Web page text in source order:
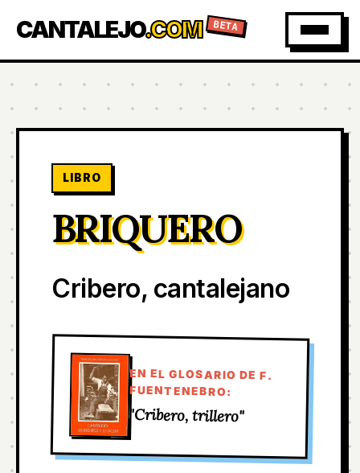
CANTALEJO.COM BETA
LIBRO
BRIQUERO
Cribero, cantalejano
EN EL GLOSARIO DE F.
FUENTENEBRO:
"Cribero, trillero"